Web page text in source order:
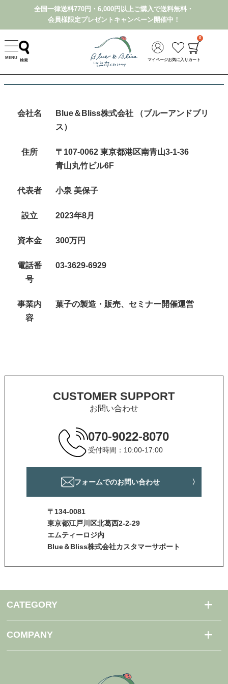
全国一律送料770円・6,000円以上ご購入で送料無料・
会員様限定プレゼントキャンペーン開催中！
MENU
検索 マイページお気に入り カート
0
会社概要
会社名
Blue＆Bliss株式会社 （ブルーアンドブリ
ス）
住所
〒107-0062 東京都港区南青山3-1-36
青山丸竹ビル6F
代表者 小泉 美保子
設立 2023年8月
資本金 300万円
電話番
号
03-3629-6929
事業内
容
菓子の製造・販売、セミナー開催運営
CUSTOMER SUPPORT
お問い合わせ
070-9022-8070
受付時間：10:00-17:00
フォームでのお問い合わせ
〒134-0081
東京都江戸川区北葛西2-2-29
エムティーロジ内
Blue＆Bliss株式会社カスタマーサポート
CATEGORY
COMPANY